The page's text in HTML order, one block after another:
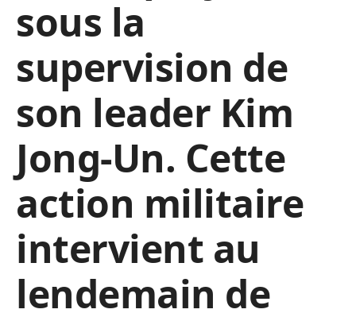
sous la
supervision de
son leader Kim
Jong-Un. Cette
action militaire
intervient au
lendemain de